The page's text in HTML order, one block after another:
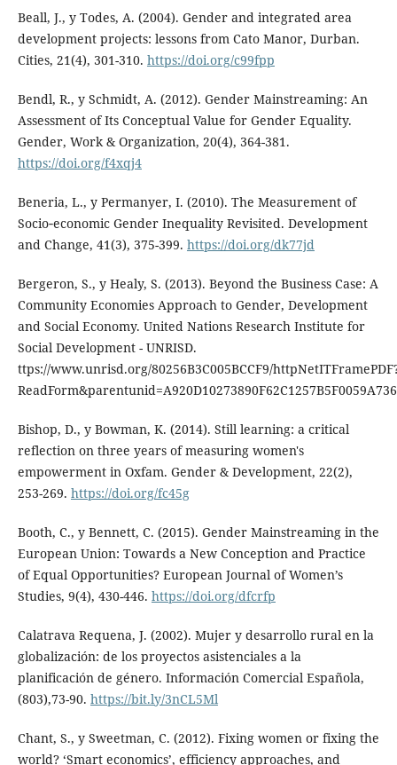
Beall, J., y Todes, A. (2004). Gender and integrated area
development projects: lessons from Cato Manor, Durban.
Cities, 21(4), 301-310. https://doi.org/c99fpp
Bendl, R., y Schmidt, A. (2012). Gender Mainstreaming: An
Assessment of Its Conceptual Value for Gender Equality.
Gender, Work & Organization, 20(4), 364-381.
https://doi.org/f4xqj4
Beneria, L., y Permanyer, I. (2010). The Measurement of
Socio‐economic Gender Inequality Revisited. Development
and Change, 41(3), 375-399. https://doi.org/dk77jd
Bergeron, S., y Healy, S. (2013). Beyond the Business Case: A
Community Economies Approach to Gender, Development
and Social Economy. United Nations Research Institute for
Social Development - UNRISD.
ttps://www.unrisd.org/80256B3C005BCCF9/
Bishop, D., y Bowman, K. (2014). Still learning: a critical
reflection on three years of measuring women's
empowerment in Oxfam. Gender & Development, 22(2),
253-269. https://doi.org/fc45g
Booth, C., y Bennett, C. (2015). Gender Mainstreaming in the
European Union: Towards a New Conception and Practice
of Equal Opportunities? European Journal of Women’s
Studies, 9(4), 430-446. https://doi.org/dfcrfp
Calatrava Requena, J. (2002). Mujer y desarrollo rural en la
globalización: de los proyectos asistenciales a la
planificación de género. Información Comercial Española,
(803),73-90. https://bit.ly/3nCL5Ml
Chant, S., y Sweetman, C. (2012). Fixing women or fixing the
world? ‘Smart economics’, efficiency approaches, and